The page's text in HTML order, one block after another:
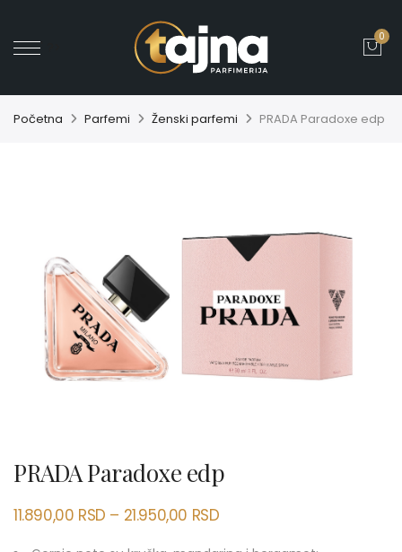
0
Početna Parfemi Ženski parfemi PRADA Paradoxe edp
PRADA Paradoxe edp
11.890,00 RSD – 21.950,00 RSD